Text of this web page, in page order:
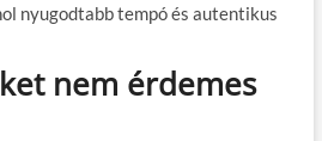
nyugodtabb tempó és autentikus
nem érdemes